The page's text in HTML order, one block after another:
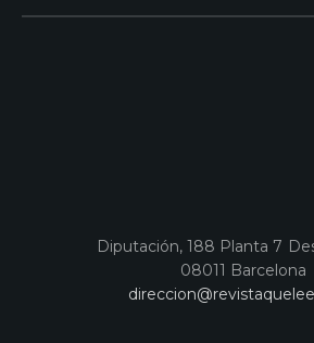
Diputación, 188 Planta 7
08011 Barcelona